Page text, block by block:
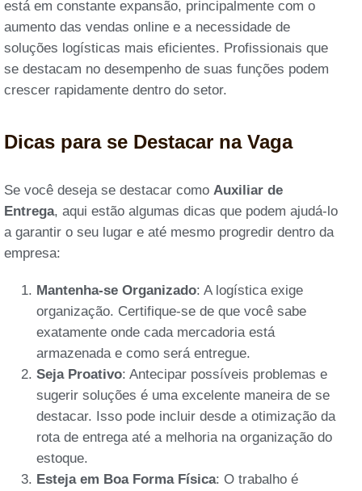
está em constante expansão, principalmente com o
aumento das vendas online e a necessidade de
soluções logísticas mais eficientes. Profissionais que
se destacam no desempenho de suas funções podem
crescer rapidamente dentro do setor.
Dicas para se Destacar na Vaga
Se você deseja se destacar como Auxiliar de
Entrega, aqui estão algumas dicas que podem ajudá-lo
a garantir o seu lugar e até mesmo progredir dentro da
empresa:
Mantenha-se Organizado: A logística exige
organização. Certifique-se de que você sabe
exatamente onde cada mercadoria está
armazenada e como será entregue.
Seja Proativo: Antecipar possíveis problemas e
sugerir soluções é uma excelente maneira de se
destacar. Isso pode incluir desde a otimização da
rota de entrega até a melhoria na organização do
estoque.
Esteja em Boa Forma Física: O trabalho é